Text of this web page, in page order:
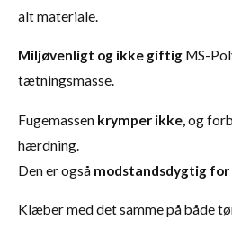
alt materiale.
Miljøvenligt og ikke giftig MS-
tætningsmasse.
Fugemassen krymper ikke,og
hærdning.
Den er også modstandsdygtig for
Klæber med det samme på både